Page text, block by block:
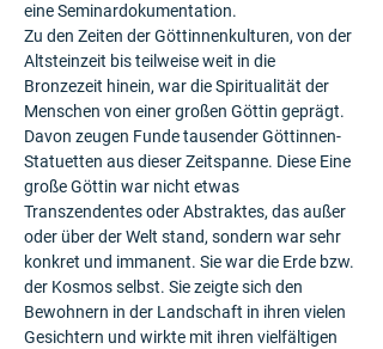
eine Seminardokumentation.
Zu den Zeiten der Göttinnenkulturen, von der
Altsteinzeit bis teilweise weit in die
Bronzezeit hinein, war die Spiritualität der
Menschen von einer großen Göttin geprägt.
Davon zeugen Funde tausender Göttinnen-
Statuetten aus dieser Zeitspanne. Diese Eine
große Göttin war nicht etwas
Transzendentes oder Abstraktes, das außer
oder über der Welt stand, sondern war sehr
konkret und immanent. Sie war die Erde bzw.
der Kosmos selbst. Sie zeigte sich den
Bewohnern in der Landschaft in ihren vielen
Gesichtern und wirkte mit ihren vielfältigen